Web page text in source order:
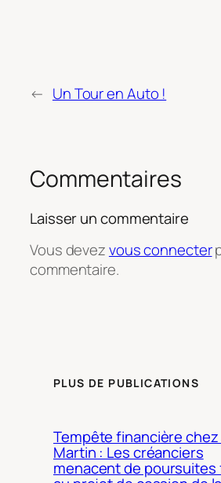
← Un Tour en Auto !
Commentaires
Laisser un commentaire
Vous devezvous connecter
commentaire.
PLUS DE PUBLICATIONS
Tempête financière
Martin : Les créanciers
menacent de poursuites